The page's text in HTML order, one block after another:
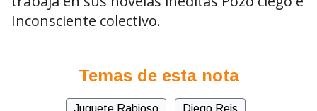
Inconsciente colectivo.
Temas de esta nota
Juguete Rabioso Diego Reis